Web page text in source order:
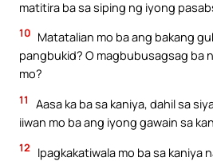
matitira ba sa siping ng iyong
10 Matatalian mo ba ang bakang
pangbukid? O magbubusagsag ba
mo?
11
Aasa ka ba sa kaniya, dahil sa
iiwan mo ba ang iyong gawain sa
12
Ipagkakatiwala mo ba sa kaniya